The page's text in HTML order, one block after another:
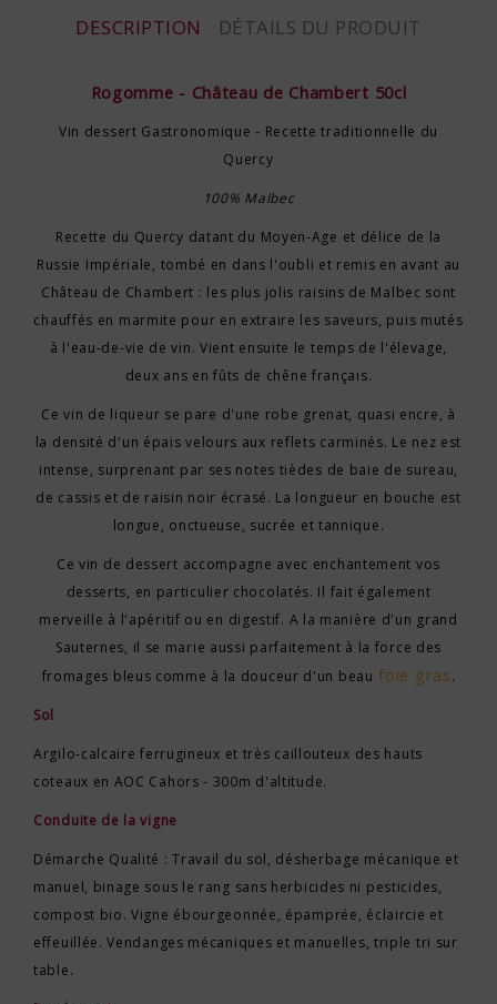
DESCRIPTION DÉTAILS DU PRODUIT
Rogomme - Château de Chambert 50cl
Vin dessert Gastronomique - Recette traditionnelle du
Quercy
100% Malbec
Recette du Quercy datant du Moyen-Age et délice de la
Russie Impériale, tombé en dans l'oubli et remis en avant au
Château de Chambert : les plus jolis raisins de Malbec sont
chauffés en marmite pour en extraire les saveurs, puis mutés
à l'eau-de-vie de vin. Vient ensuite le temps de l'élevage,
deux ans en fûts de chêne français.
Ce vin de liqueur se pare d'une robe grenat, quasi encre, à
la densité d'un épais velours aux reflets carminés. Le nez est
intense, surprenant par ses notes tièdes de baie de sureau,
de cassis et de raisin noir écrasé. La longueur en bouche est
longue, onctueuse, sucrée et tannique.
Ce vin de dessert accompagne avec enchantement vos
desserts, en particulier chocolatés. Il fait également
merveille à l'apéritif ou en digestif. A la manière d'un grand
Sauternes, il se marie aussi parfaitement à la force des
fromages bleus comme à la douceur d'un beau foie gras.
Sol
Argilo-calcaire ferrugineux et très caillouteux des hauts
coteaux en AOC Cahors - 300m d'altitude.
Conduite de la vigne
Démarche Qualité : Travail du sol, désherbage mécanique et
manuel, binage sous le rang sans herbicides ni pesticides,
compost bio. Vigne ébourgeonnée, épamprée, éclaircie et
effeuillée. Vendanges mécaniques et manuelles, triple tri sur
table.